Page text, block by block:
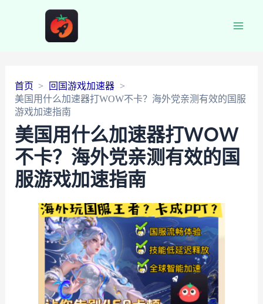
首页
回国游戏加速器
美国用什么加速器打WOW不卡？海外党亲测有效的国服
游戏加速指南
美国用什么加速器打WOW
不卡？海外党亲测有效的国
服游戏加速指南